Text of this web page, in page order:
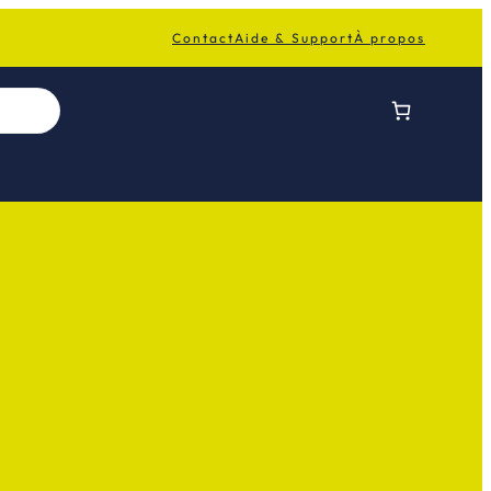
ContactAide & SupportÀ propos